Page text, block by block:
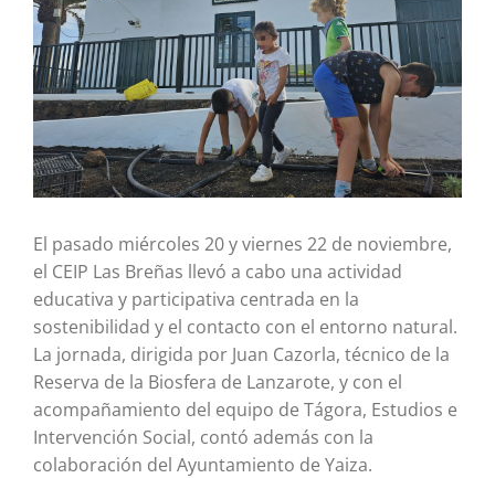
El pasado miércoles 20 y viernes 22 de noviembre,
el CEIP Las Breñas llevó a cabo una actividad
educativa y participativa centrada en la
sostenibilidad y el contacto con el entorno natural.
La jornada, dirigida por Juan Cazorla, técnico de la
Reserva de la Biosfera de Lanzarote, y con el
acompañamiento del equipo de Tágora, Estudios e
Intervención Social, contó además con la
colaboración del Ayuntamiento de Yaiza.